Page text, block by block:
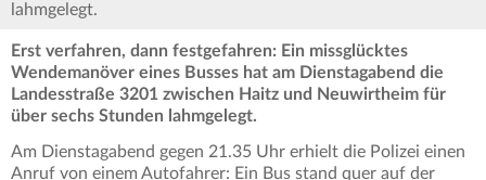
lahmgelegt.
Erst verfahren, dann festgefahren: Ein missglücktes
Wendemanöver eines Busses hat am Dienstagabend die
Landesstraße 3201 zwischen Haitz und Neuwirtheim für
über sechs Stunden lahmgelegt.
Am Dienstagabend gegen 21.35 Uhr erhielt die Polizei einen
Anruf von einem Autofahrer: Ein Bus stand quer auf der